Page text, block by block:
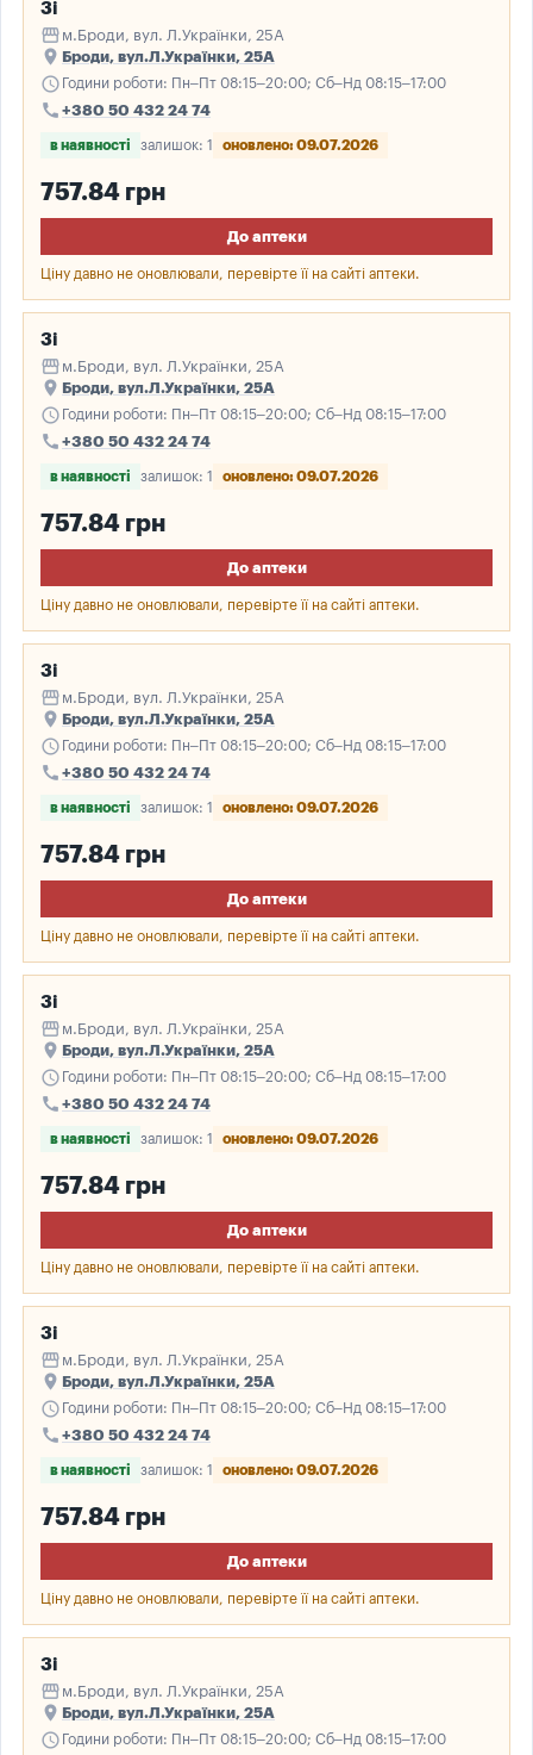
3і
storefront м.Броди, вул. Л.Українки, 25А
place Броди, вул.Л.Українки, 25А
schedule Години роботи: Пн–Пт 08:15–20:00; Сб–Нд 08:15–17:00
call +380 50 432 24 74
в наявності залишок: 1 оновлено: 09.07.2026
757.84 грн
До аптеки
Ціну давно не оновлювали, перевірте її на сайті аптеки.
3і
storefront м.Броди, вул. Л.Українки, 25А
place Броди, вул.Л.Українки, 25А
schedule Години роботи: Пн–Пт 08:15–20:00; Сб–Нд 08:15–17:00
call +380 50 432 24 74
в наявності залишок: 1 оновлено: 09.07.2026
757.84 грн
До аптеки
Ціну давно не оновлювали, перевірте її на сайті аптеки.
3і
storefront м.Броди, вул. Л.Українки, 25А
place Броди, вул.Л.Українки, 25А
schedule Години роботи: Пн–Пт 08:15–20:00; Сб–Нд 08:15–17:00
call +380 50 432 24 74
в наявності залишок: 1 оновлено: 09.07.2026
757.84 грн
До аптеки
Ціну давно не оновлювали, перевірте її на сайті аптеки.
3і
storefront м.Броди, вул. Л.Українки, 25А
place Броди, вул.Л.Українки, 25А
schedule Години роботи: Пн–Пт 08:15–20:00; Сб–Нд 08:15–17:00
call +380 50 432 24 74
в наявності залишок: 1 оновлено: 09.07.2026
757.84 грн
До аптеки
Ціну давно не оновлювали, перевірте її на сайті аптеки.
3і
storefront м.Броди, вул. Л.Українки, 25А
place Броди, вул.Л.Українки, 25А
schedule Години роботи: Пн–Пт 08:15–20:00; Сб–Нд 08:15–17:00
call +380 50 432 24 74
в наявності залишок: 1 оновлено: 09.07.2026
757.84 грн
До аптеки
Ціну давно не оновлювали, перевірте її на сайті аптеки.
3і
storefront м.Броди, вул. Л.Українки, 25А
place Броди, вул.Л.Українки, 25А
schedule Години роботи: Пн–Пт 08:15–20:00; Сб–Нд 08:15–17:00